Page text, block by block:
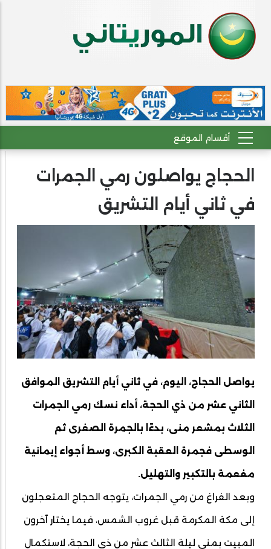
الحجاج يواصلون رمي الجمرات
في ثاني أيام التشريق
يواصل الحجاج، اليوم، في ثاني أيام التشريق الموافق
الثاني عشر من ذي الحجة، أداء نسك رمي الجمرات
الثلاث بمشعر منى، بدءًا بالجمرة الصغرى ثم
الوسطى فجمرة العقبة الكبرى، وسط أجواء إيمانية
مفعمة بالتكبير والتهليل.
وبعد الفراغ من رمي الجمرات، يتوجه الحجاج المتعجلون
إلى مكة المكرمة قبل غروب الشمس، فيما يختار آخرون
المبيت بمنى ليلة الثالث عشر من ذي الحجة، لاستكمال